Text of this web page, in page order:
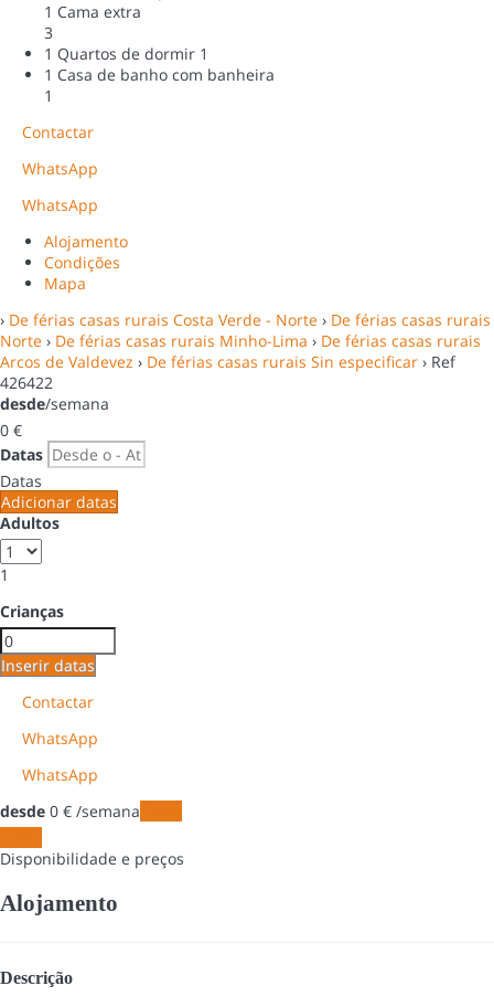
1 Cama extra
3
1 Quartos de dormir 1
1 Casa de banho com banheira
1
Contactar
WhatsApp
WhatsApp
Alojamento
Condições
Mapa
› De férias casas rurais Costa Verde - Norte › De férias casas rurais
Norte › De férias casas rurais Minho-Lima › De férias casas rurais
Arcos de Valdevez › De férias casas rurais Sin especificar › Ref
426422
desde/semana
0 €
Datas
Datas
Adicionar datas
Adultos
1
Crianças
Inserir datas
Contactar
WhatsApp
WhatsApp
desde 0 € /semana
Disponibilidade e preços
Alojamento
Descrição